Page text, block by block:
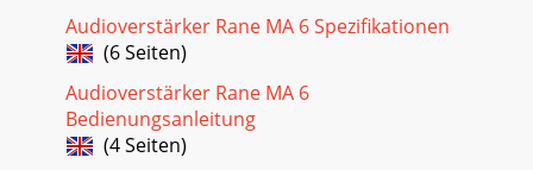
Audioverstärker Rane MA 6 Spezifikationen
(6 Seiten)
Audioverstärker Rane MA 6
Bedienungsanleitung
(4 Seiten)